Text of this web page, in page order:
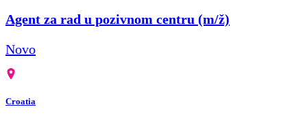
Agent za rad u pozivnom centru (m/ž)
Novo
Croatia